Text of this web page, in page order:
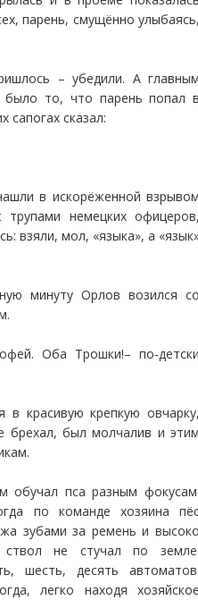
парень, смущённо
– убедили. А
было то, что парень попал
сапогах сказал:
в искорёженной
немецких
взяли, мол, «языка», а
минуту Орлов возился
Оба Трошки!– по-
в красивую крепкую
брехал, был молчалив и
обучал пса разным
по команде хозяина
зубами за ремень и
не стучал по
шесть, десять
легко находя